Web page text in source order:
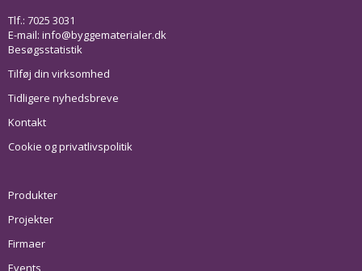
Tlf.: 7025 3031
E-mail: info@byggematerialer.dk
Besøgsstatistik
Tilføj din virksomhed
Tidligere nyhedsbreve
Kontakt
Cookie og privatlivspolitik
Produkter
Projekter
Firmaer
Events